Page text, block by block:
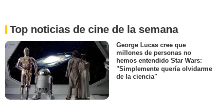
Top noticias de cine de la semana
George Lucas cree que
millones de personas no
hemos entendido Star Wars:
"Simplemente quería olvidarme
de la ciencia"